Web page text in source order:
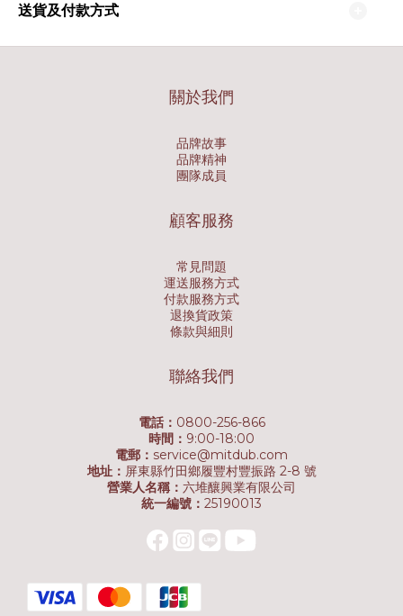
送貨及付款方式
關於我們
品牌故事
品牌精神
團隊成員
顧客服務
常見問題
運送服務方式
付款服務方式
退換貨政策
條款與細則
聯絡我們
電話： 0800-256-866
時間： 9:00-18:00
電郵： service@mitdub.com
地址： 屏東縣竹田鄉履豐村豐振路 2-8 號
營業人名稱： 六堆釀興業有限公司
統一編號： 25190013